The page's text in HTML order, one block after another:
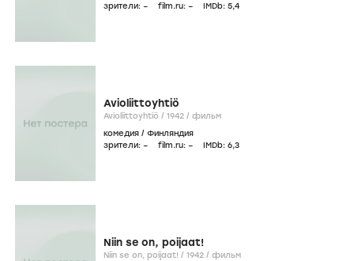
зрители: – film.ru: – IMDb: 5,4
Avioliittoyhtiö
Avioliittoyhtiö / 1942 / фильм
комедия / Финляндия
зрители: – film.ru: – IMDb: 6,3
Niin se on, poijaat!
Niin se on, poijaat! / 1942 / фильм